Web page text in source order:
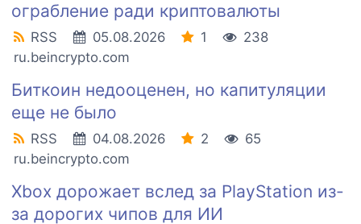
ограбление ради криптовалюты
RSS 05.08.2026 1
238
ru.beincrypto.com
Биткоин недооценен, но капитуляции
еще не было
RSS 04.08.2026 2
65
ru.beincrypto.com
Xbox дорожает вслед за PlayStation из-
за дорогих чипов для ИИ